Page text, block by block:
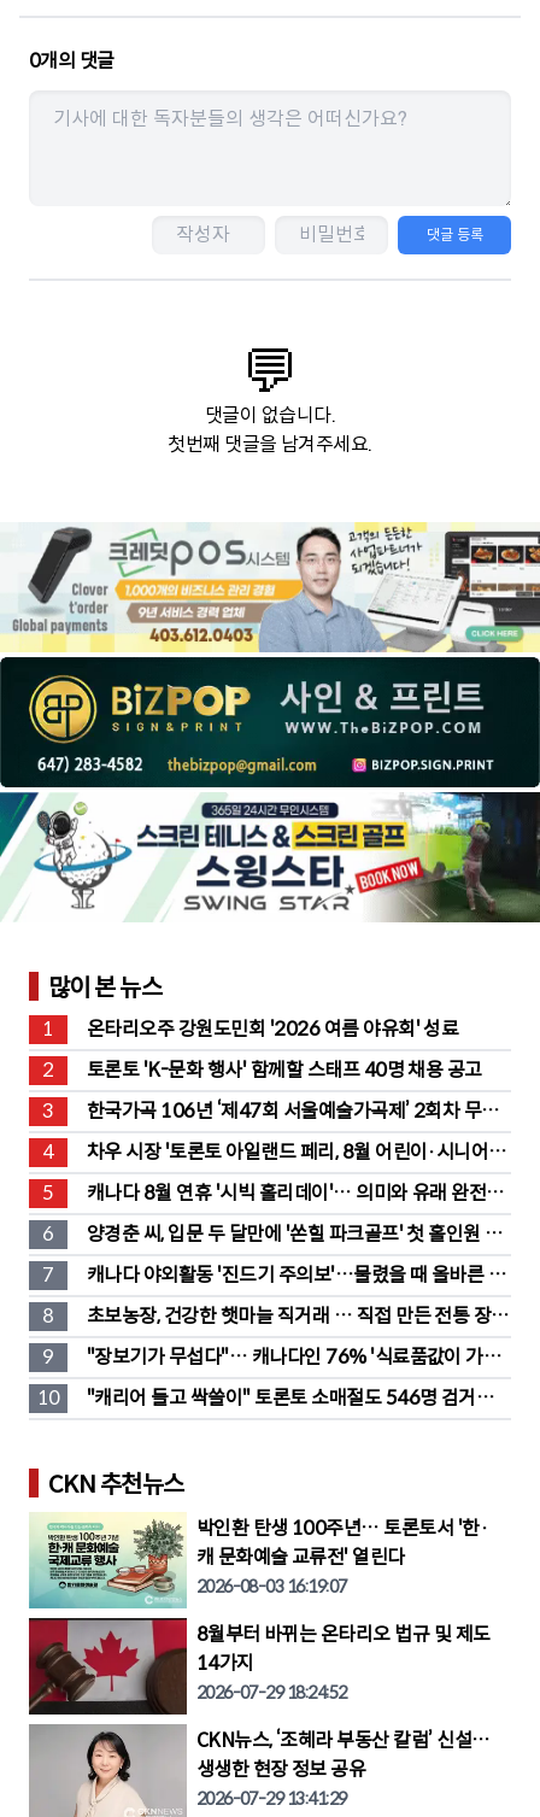
0개의 댓글
댓글 등록
💬
댓글이 없습니다.
첫번째 댓글을 남겨주세요.
많이 본 뉴스
1
온타리오주 강원도민회 '2026 여름 야유회' 성료
2
토론토 'K-문화 행사' 함께할 스태프 40명 채용 공고
3
한국가곡 106년 ‘제47회 서울예술가곡제’ 2회차 무대
성황
4
차우 시장 '토론토 아일랜드 페리, 8월 어린이·시니어 무
료' 발표
5
캐나다 8월 연휴 '시빅 홀리데이'… 의미와 유래 완전정
리
6
양경춘 씨, 입문 두 달만에 '쏜힐 파크골프' 첫 홀인원 주
인공
7
캐나다 야외활동 '진드기 주의보'…물렸을 때 올바른 대
처법은?
8
초보농장, 건강한 햇마늘 직거래 … 직접 만든 전통 장류
도 판매
9
"장보기가 무섭다"… 캐나다인 76% '식료품값이 가장
부담'
10
"캐리어 들고 싹쓸이" 토론토 소매절도 546명 검거…
훔친 물건 재유통
CKN 추천뉴스
박인환 탄생 100주년… 토론토서 '한·
캐 문화예술 교류전' 열린다
2026-08-03 16:19:07
8월부터 바뀌는 온타리오 법규 및 제도
14가지
2026-07-29 18:24:52
CKN뉴스, ‘조혜라 부동산 칼럼’ 신설…
생생한 현장 정보 공유
2026-07-29 13:41:29